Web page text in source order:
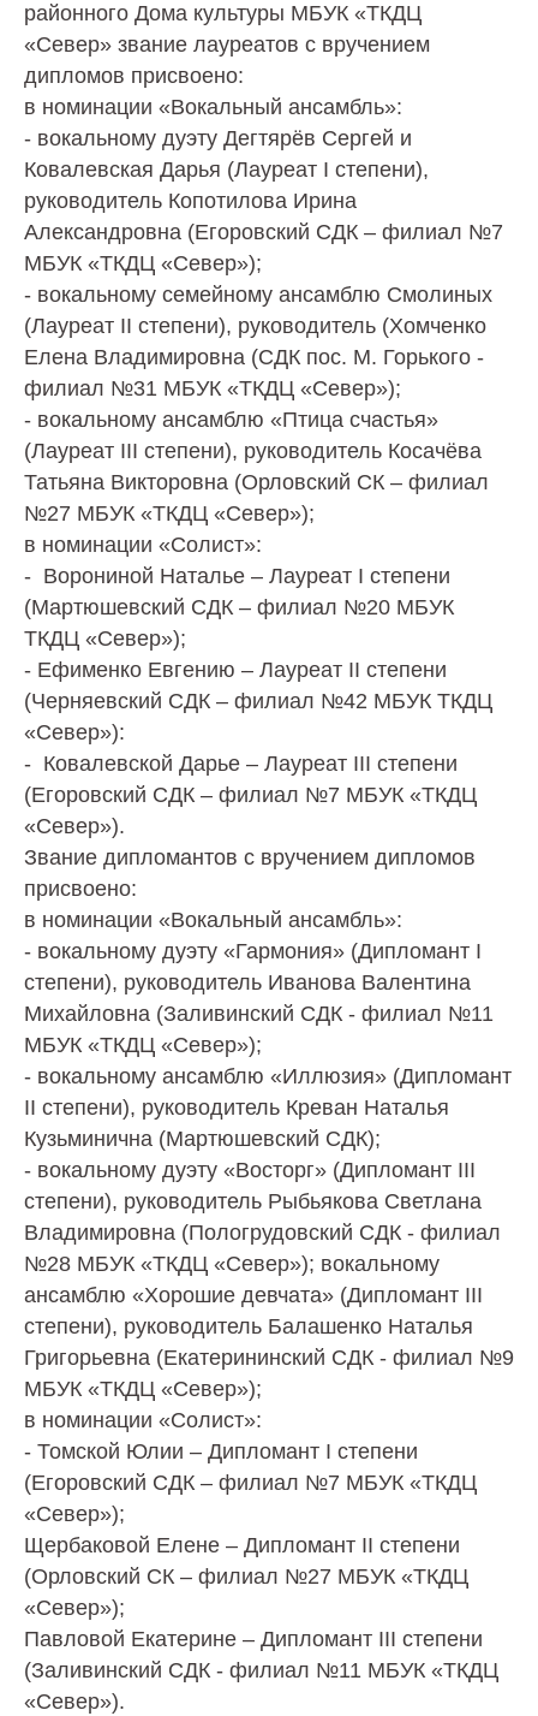
районного Дома культуры МБУК «ТКДЦ
«Север» звание лауреатов с вручением
дипломов присвоено:
в номинации «Вокальный ансамбль»:
- вокальному дуэту Дегтярёв Сергей и
Ковалевская Дарья (Лауреат I степени),
руководитель Копотилова Ирина
Александровна (Егоровский СДК – филиал №7
МБУК «ТКДЦ «Север»);
- вокальному семейному ансамблю Смолиных
(Лауреат II степени), руководитель (Хомченко
Елена Владимировна (СДК пос. М. Горького -
филиал №31 МБУК «ТКДЦ «Север»);
- вокальному ансамблю «Птица счастья»
(Лауреат III степени), руководитель Косачёва
Татьяна Викторовна (Орловский СК – филиал
№27 МБУК «ТКДЦ «Север»);
в номинации «Солист»:
- Ворониной Наталье – Лауреат I степени
(Мартюшевский СДК – филиал №20 МБУК
ТКДЦ «Север»);
- Ефименко Евгению – Лауреат II степени
(Черняевский СДК – филиал №42 МБУК ТКДЦ
«Север»):
- Ковалевской Дарье – Лауреат III степени
(Егоровский СДК – филиал №7 МБУК «ТКДЦ
«Север»).
Звание дипломантов с вручением дипломов
присвоено:
в номинации «Вокальный ансамбль»:
- вокальному дуэту «Гармония» (Дипломант I
степени), руководитель Иванова Валентина
Михайловна (Заливинский СДК - филиал №11
МБУК «ТКДЦ «Север»);
- вокальному ансамблю «Иллюзия» (Дипломант
II степени), руководитель Креван Наталья
Кузьминична (Мартюшевский СДК);
- вокальному дуэту «Восторг» (Дипломант III
степени), руководитель Рыбьякова Светлана
Владимировна (Пологрудовский СДК - филиал
№28 МБУК «ТКДЦ «Север»); вокальному
ансамблю «Хорошие девчата» (Дипломант III
степени), руководитель Балашенко Наталья
Григорьевна (Екатерининский СДК - филиал №9
МБУК «ТКДЦ «Север»);
в номинации «Солист»:
- Томской Юлии – Дипломант I степени
(Егоровский СДК – филиал №7 МБУК «ТКДЦ
«Север»);
Щербаковой Елене – Дипломант II степени
(Орловский СК – филиал №27 МБУК «ТКДЦ
«Север»);
Павловой Екатерине – Дипломант III степени
(Заливинский СДК - филиал №11 МБУК «ТКДЦ
«Север»).